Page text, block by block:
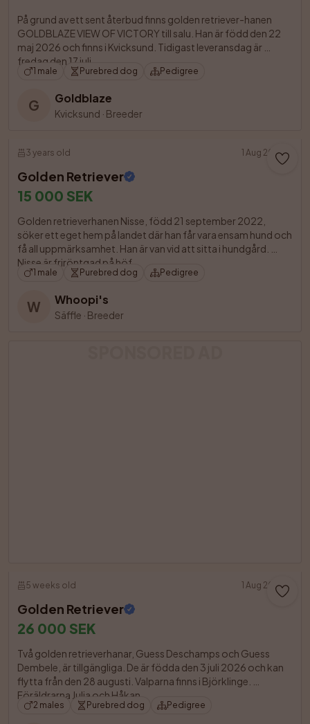
På grund av ett sent återbud finns golden retriever-hanen
GOLDBLAZE VIEW OF VICTORY till salu. Han är född den 22
maj 2026 och finns i Kvicksund. Tidigast leveransdag är
fredag den 17 juli.
1 male Purebred dog Pedigree
G Goldblaze
Kvicksund · Breeder
3 years old 1 Aug 2026
Golden Retriever
15 000 SEK
Golden retrieverhanen Nisse, född 21 september 2022,
söker ett eget hem på landet där han får vara ensam hund och
få all uppmärksamhet. Han är van vid att sitta i hundgård.
Nisse är friröntgad på höf
1 male Purebred dog Pedigree
W Whoopi's
Säffle · Breeder
5 weeks old 1 Aug 2026
Golden Retriever
26 000 SEK
Två golden retrieverhanar, Guess Deschamps och Guess
Dembele, är tillgängliga. De är födda den 3 juli 2026 och kan
flytta från den 28 augusti. Valparna finns i Björklinge.
Föräldrarna Julia och Håkan
2 males Purebred dog Pedigree